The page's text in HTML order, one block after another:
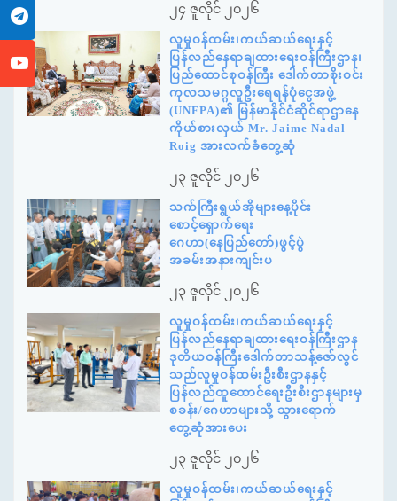
၂၄ ဇူလိုင် ၂၀၂၆
လူမှုဝန်ထမ်း၊ကယ်ဆယ်ရေးနှင့်
ပြန်လည်နေရာချထားရေးဝန်ကြီးဌာန၊
ပြည်ထောင်စုဝန်ကြီး ဒေါက်တာစိုးဝင်း
ကုလသမဂ္ဂလူဦးရေရန်ပုံငွေအဖွဲ့
(UNFPA)၏ မြန်မာနိုင်ငံဆိုင်ရာဌာနေ
ကိုယ်စားလှယ် Mr. Jaime Nadal
Roig အားလက်ခံတွေ့ဆုံ
၂၃ ဇူလိုင် ၂၀၂၆
သက်ကြီးရွယ်အိုများနေ့ပိုင်း
စောင့်ရှောက်ရေး
ဂေဟာ(နေပြည်တော်)ဖွင့်ပွဲ
အခမ်းအနားကျင်းပ
၂၃ ဇူလိုင် ၂၀၂၆
လူမှုဝန်ထမ်း၊ကယ်ဆယ်ရေးနှင့်
ပြန်လည်နေရာချထားရေးဝန်ကြီးဌာန
ဒုတိယဝန်ကြီးဒေါက်တာသန့်ဇော်လွင်
သည်လူမှုဝန်ထမ်းဦးစီးဌာနနှင့်
ပြန်လည်ထူထောင်ရေးဦးစီးဌာနများမှ
စခန်း/ဂေဟာများသို့ သွားရောက်
တွေ့ဆုံအားပေး
၂၃ ဇူလိုင် ၂၀၂၆
လူမှုဝန်ထမ်း၊ကယ်ဆယ်ရေးနှင့်